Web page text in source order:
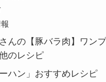
んの【豚バラ肉】ワン
のレシピ
ーハン」おすすめレシピ